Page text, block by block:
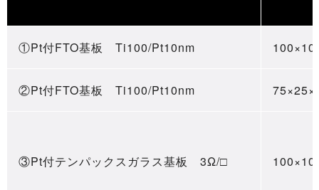
①Pt付FTO基板 Ti100/Pt10nm
②Pt付FTO基板 Ti100/Pt10nm
③Pt付テンパックスガラス基板 3Ω/□